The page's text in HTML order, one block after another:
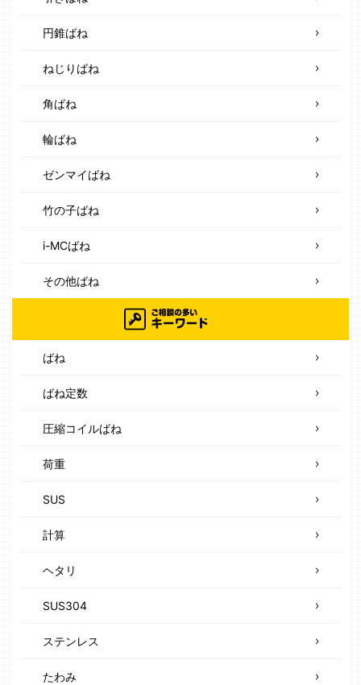
円錐ばね
ねじりばね
角ばね
輪ばね
ゼンマイばね
竹の子ばね
i-MCばね
その他ばね
ばね
ばね定数
圧縮コイルばね
荷重
SUS
計算
ヘタリ
SUS304
ステンレス
たわみ